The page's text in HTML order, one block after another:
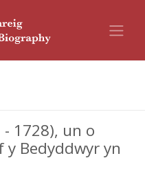
- 1728), un o
Bedyddwyr yn